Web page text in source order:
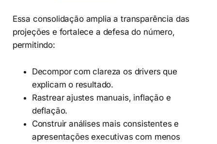
Essa consolidação amplia a transparência das
projeções e fortalece a defesa do número,
permitindo:
Decompor com clareza os drivers que
explicam o resultado.
Rastrear ajustes manuais, inflação e
deflação.
Construir análises mais consistentes e
apresentações executivas com menos